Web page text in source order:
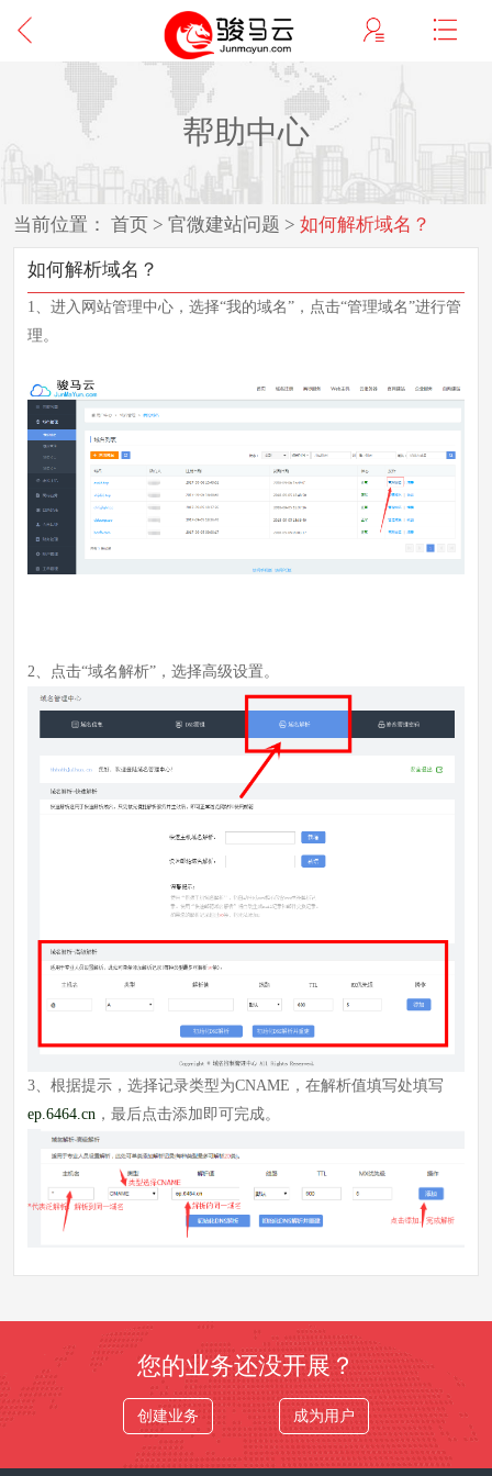
帮助中心
当前位置： 首页 > 官微建站问题 > 如何解析域名？
如何解析域名？
1、进入网站管理中心，选择“我的域名”，点击“管理域名”进行管
理。
2、点击“域名解析”，选择高级设置。
3、根据提示，选择记录类型为CNAME，在解析值填写处填写
ep.6464.cn，最后点击添加即可完成。
您的业务还没开展？
创建业务 成为用户